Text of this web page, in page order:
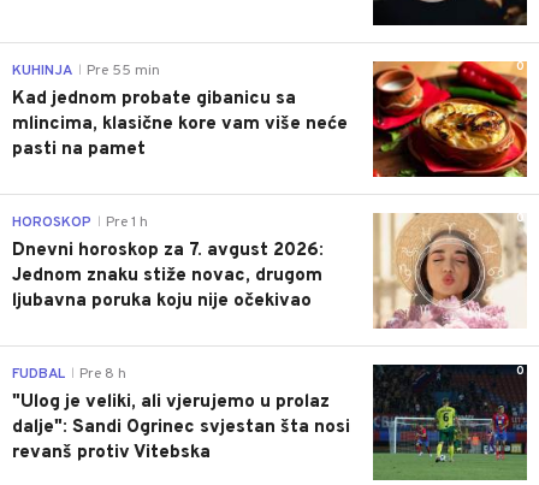
0
KUHINJA Pre 55 min
Kad jednom probate gibanicu sa
mlincima, klasične kore vam više neće
pasti na pamet
0
HOROSKOP Pre 1 h
Dnevni horoskop za 7. avgust 2026:
Jednom znaku stiže novac, drugom
ljubavna poruka koju nije očekivao
0
FUDBAL Pre 8 h
"Ulog je veliki, ali vjerujemo u prolaz
dalje": Sandi Ogrinec svjestan šta nosi
revanš protiv Vitebska